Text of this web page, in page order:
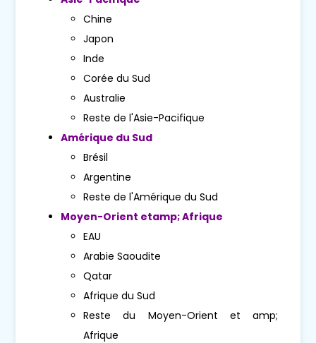
Chine
Japon
Inde
Corée du Sud
Australie
Reste de l'Asie-Pacifique
Amérique du Sud
Brésil
Argentine
Reste de l'Amérique du Sud
Moyen-Orient etamp; Afrique
EAU
Arabie Saoudite
Qatar
Afrique du Sud
Reste du Moyen-Orient et amp;
Afrique